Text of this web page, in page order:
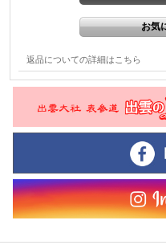
返品についての詳細はこちら